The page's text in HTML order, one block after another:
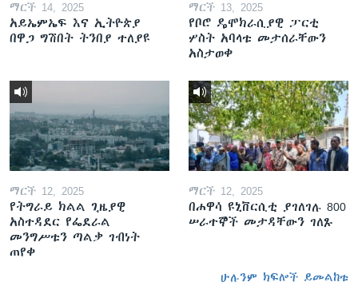
ማርች 14, 2025
አይኤምኤፍ እና ኢትዮጵያ
በዋጋ ግሽበት ትንበያ ተለያዩ
ማርች 13, 2025
የቦሮ ዴሞክራሲያዊ ፓርቲ
ሦስት አባላቱ መታሰራቸውን
አስታወቀ
ማርች 12, 2025
የትግራይ ክልል ጊዜያዊ
አስተዳደር የፌደራል
መንግሥቱን ጣልቃ ገብነት
ጠየቀ
ማርች 12, 2025
በሐዋሳ ዩኒቨርሲቲ ያገለገሉ 800
ሠራተኞች መታዳቸውን ገለጹ
ሁሉንም ክፍሎች ይመልከቱ